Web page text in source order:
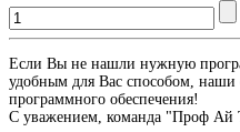
Если Вы не нашли нужную
удобным для Вас способом, наши
программного обеспечения!
С уважением, команда "Проф Ай